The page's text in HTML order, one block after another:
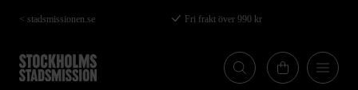
Hoppa
till
huvudinnehåll
< stadsmissionen.se Fri frakt över 990 kr